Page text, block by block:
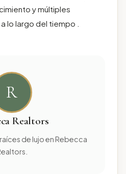
y múltiples
lo largo del tiempo .
R
Realtors
de lujo en Rebecca